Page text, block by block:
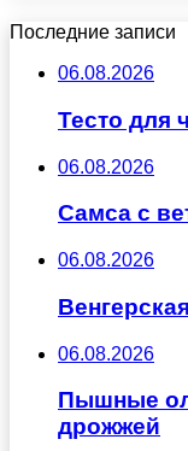
Последние записи
06.08.2026
Тесто для
06.08.2026
Самса с
06.08.2026
06.08.2026
Пышные
дрожжей